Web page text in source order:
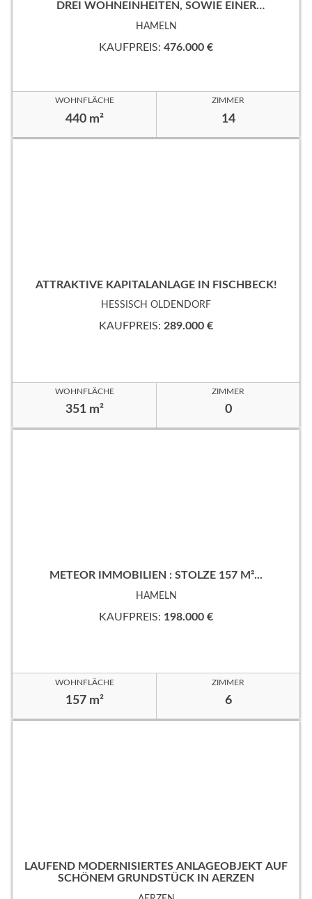
DREI WOHNEINHEITEN, SOWIE EINER
HAMELN
KAUFPREIS: 476.000 €
WOHNFLÄCHE
440 m²
ZIMMER
14
ATTRAKTIVE KAPITALANLAGE IN FISCHBECK!
HESSISCH OLDENDORF
KAUFPREIS: 289.000 €
WOHNFLÄCHE
351 m²
ZIMMER
0
METEOR IMMOBILIEN : STOLZE 157 M²...
HAMELN
KAUFPREIS: 198.000 €
WOHNFLÄCHE
157 m²
ZIMMER
6
LAUFEND MODERNISIERTES ANLAGEOBJEKT AUF
SCHÖNEM GRUNDSTÜCK IN AERZEN